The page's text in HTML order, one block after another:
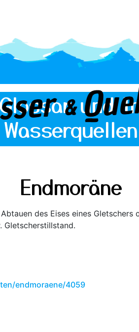
und
Wasserquellen
Endmoräne
des Eises eines Gletschers
Gletscherstillstand.
endmoraene/4059